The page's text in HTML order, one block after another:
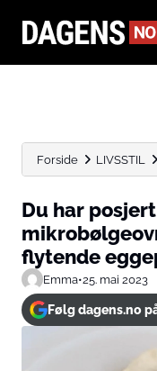
Forside LIVSSTIL
Du har
flytende
Emma•25. mai 2023
Følg dagens.no